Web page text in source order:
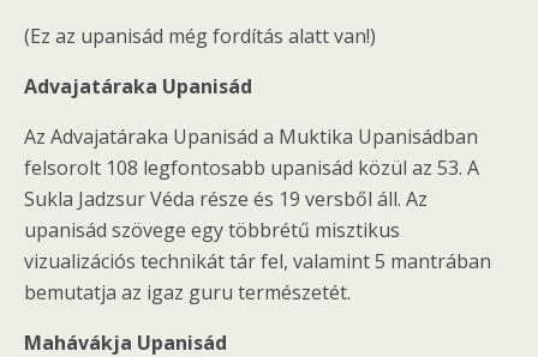
(Ez az upanisád még fordítás alatt van!)
Advajatáraka Upanisád
Az Advajatáraka Upanisád a Muktika Upanisádban
felsorolt 108 legfontosabb upanisád közül az 53. A
Sukla Jadzsur Véda része és 19 versből áll. Az
upanisád szövege egy többrétű misztikus
vizualizációs technikát tár fel, valamint 5 mantrában
bemutatja az igaz guru természetét.
Mahávákja Upanisád